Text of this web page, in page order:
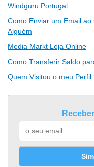
Windguru Portugal
Como Enviar um Email
Alguém
Media Markt Loja Online
Como Transferir Saldo
Quem Visitou o meu